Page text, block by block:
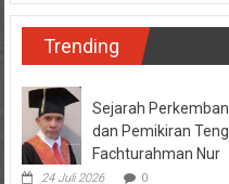
Trending
Sejarah
dan Pemikiran
Fachturahman Nur
24 Juli 2026 0